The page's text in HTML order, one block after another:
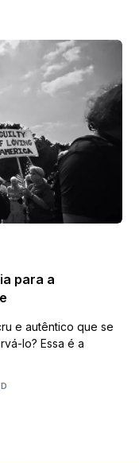
para a
e autêntico que se
lo? Essa é a